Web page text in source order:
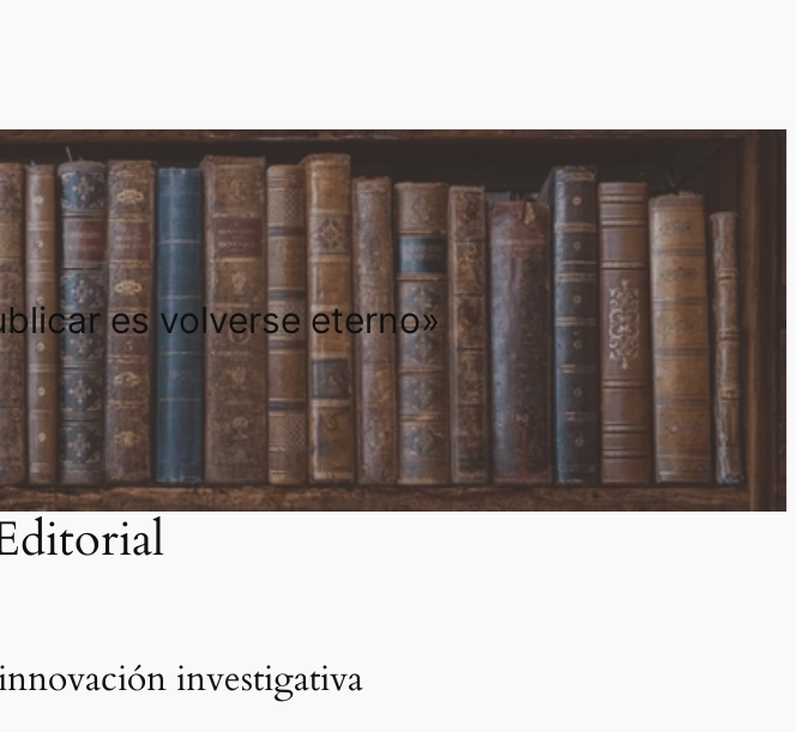
es volverse eterno»
investigativa